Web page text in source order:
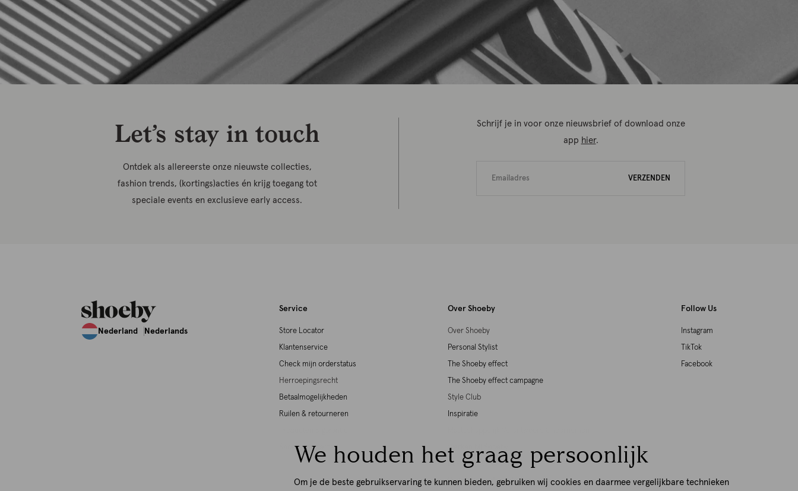
We houden het graag persoonlijk
Om je de beste gebruikservaring te kunnen bieden, gebruiken wij cookies en daarmee vergelijkbare technieken
Let’s stay in touch
Ontdek als allereerste onze nieuwste collecties,
fashion trends, (kortings)acties én krijg toegang tot
speciale events en exclusieve early access.
Schrijf je in voor onze nieuwsbrief of download onze
app hier.
VERZENDEN
Nederland Nederlands
Service
Store Locator
Klantenservice
Check mijn orderstatus
Herroepingsrecht
Betaalmogelijkheden
Ruilen & retourneren
Shoeby giftcards
Over Shoeby
Over Shoeby
Personal Stylist
The Shoeby effect
The Shoeby effect campagne
Style Club
Inspiratie
Werken bij Shoeby
Download de iOS App
Download de Android App
Follow Us
Instagram
TikTok
Facebook